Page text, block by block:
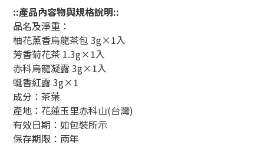
::產品內容物與規格說明::
品名及淨重：
柚花薰香烏龍茶包 3g×1入
芳香菊花茶 1.3g×1入
赤科烏龍凝露 3g×1入
蜒香紅露 3g×1
成分：茶葉
產地：花蓮玉里赤科山(台灣)
有效日期：如包裝所示
保存期限：兩年